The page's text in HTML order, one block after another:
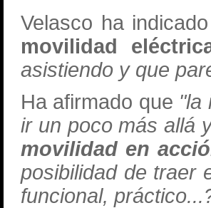
Velasco ha
movilidad
asistiendo y que
Ha afirmado que "la
ir un poco más allá
movilidad en
posibilidad de traer
funcional,